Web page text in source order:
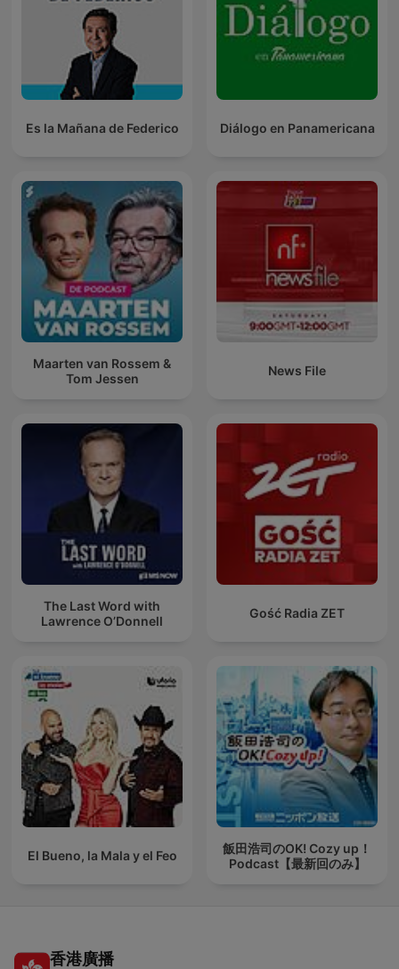
Es la Mañana de Federico Diálogo en Panamericana
Maarten van Rossem &
Tom Jessen
News File
The Last Word with
Lawrence O’Donnell
Gość Radia ZET
El Bueno, la Mala y el Feo
飯田浩司のOK! Cozy up！
Podcast【最新回のみ】
香港廣播